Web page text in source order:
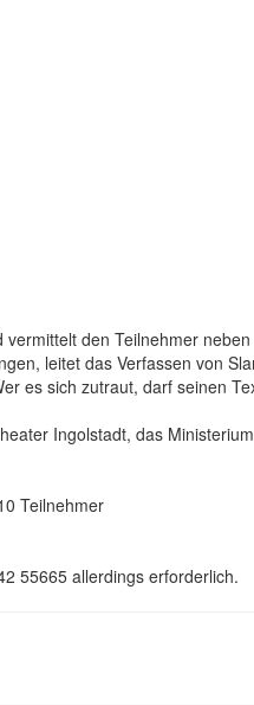
den Teilnehmer
leitet das Verfassen von
es sich zutraut, darf seinen
Ingolstadt, das
Teilnehmer
55665 allerdings erforderlich.